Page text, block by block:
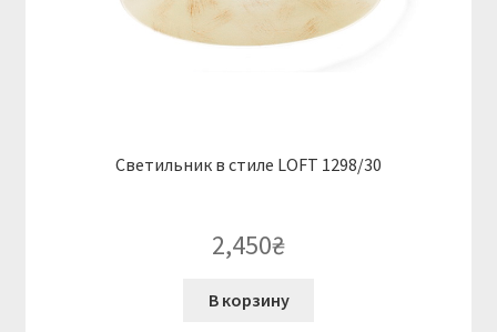
Светильник в стиле LOFT 1298/30
2,450₴
В корзину